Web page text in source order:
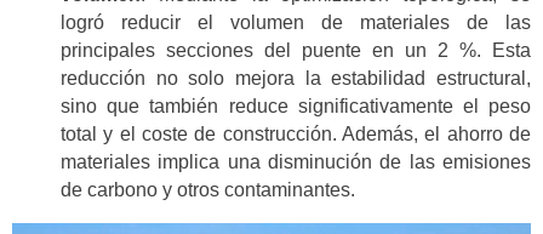
logró reducir el volumen de materiales de las
principales secciones del puente en un 2 %. Esta
reducción no solo mejora la estabilidad estructural,
sino que también reduce significativamente el peso
total y el coste de construcción. Además, el ahorro de
materiales implica una disminución de las emisiones
de carbono y otros contaminantes.